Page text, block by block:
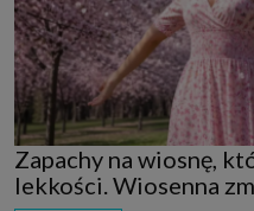
Zapachy na wiosnę,
lekkości. Wiosenna